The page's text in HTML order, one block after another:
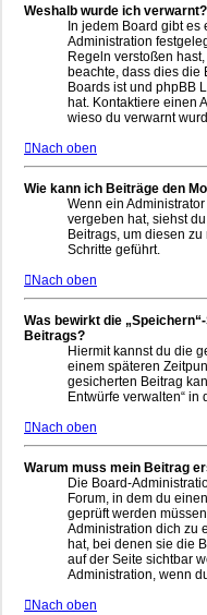
Weshalb wurde ich verwarnt?
In jedem Board gibt
Administration
Regeln verstoßen
beachte, dass dies die
Boards ist und phpBB
hat. Kontaktiere einen
wieso du verwarnt
Nach oben
Wie kann ich Beiträge den
Wenn ein
vergeben hat, siehst
Beitrags, um diesen
Schritte geführt.
Nach oben
Was bewirkt die
Beitrags?
Hiermit kannst du die
einem späteren
gesicherten Beitrag
Entwürfe verwalten“
Nach oben
Warum muss mein Beitrag
Die Board-
Forum, in dem du
geprüft werden
Administration dich zu
hat, bei denen sie die
auf der Seite sichtbar
Administration, wenn
Nach oben